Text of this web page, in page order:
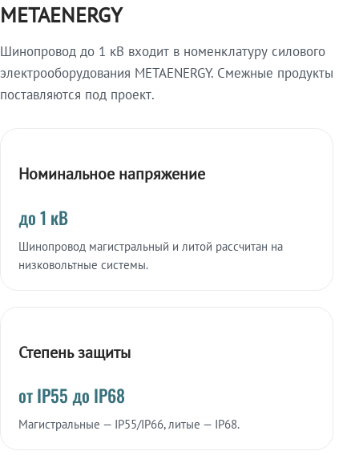
METAENERGY
Шинопровод до 1 кВ входит в номенклатуру силового
электрооборудования METAENERGY. Смежные продукты
поставляются под проект.
Номинальное напряжение
до 1 кВ
Шинопровод магистральный и литой рассчитан на
низковольтные системы.
Степень защиты
от IP55 до IP68
Магистральные — IP55/IP66, литые — IP68.